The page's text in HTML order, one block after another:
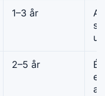
1–3 år
2–5 år